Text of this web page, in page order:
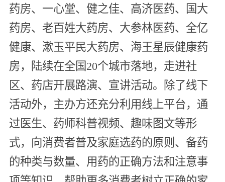
药房、一心堂、健之佳、高济医药、国大
药房、老百姓大药房、大参林医药、全亿
健康、漱玉平民大药房、海王星辰健康药
房，陆续在全国20个城市落地，走进社
区、药店开展路演、宣讲活动。除了线下
活动外，主办方还充分利用线上平台，通
过医生、药师科普视频、趣味图文等形
式，向消费者普及家庭选药的原则、备药
的种类与数量、用药的正确方法和注意事